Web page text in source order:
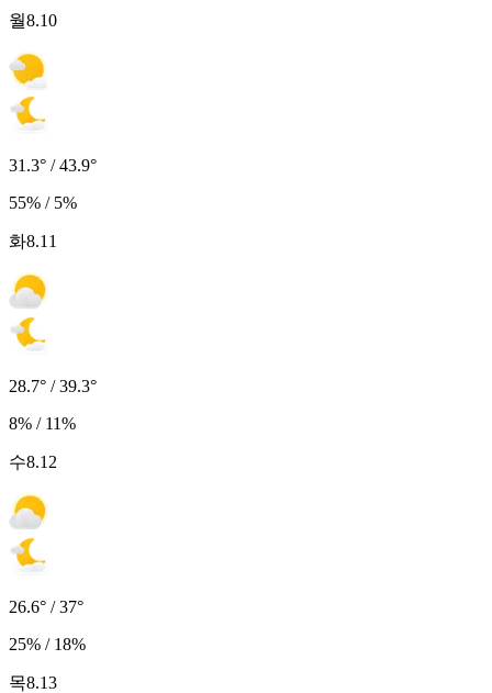
월8.10
31.3° / 43.9°
55% / 5%
화8.11
28.7° / 39.3°
8% / 11%
수8.12
26.6° / 37°
25% / 18%
목8.13